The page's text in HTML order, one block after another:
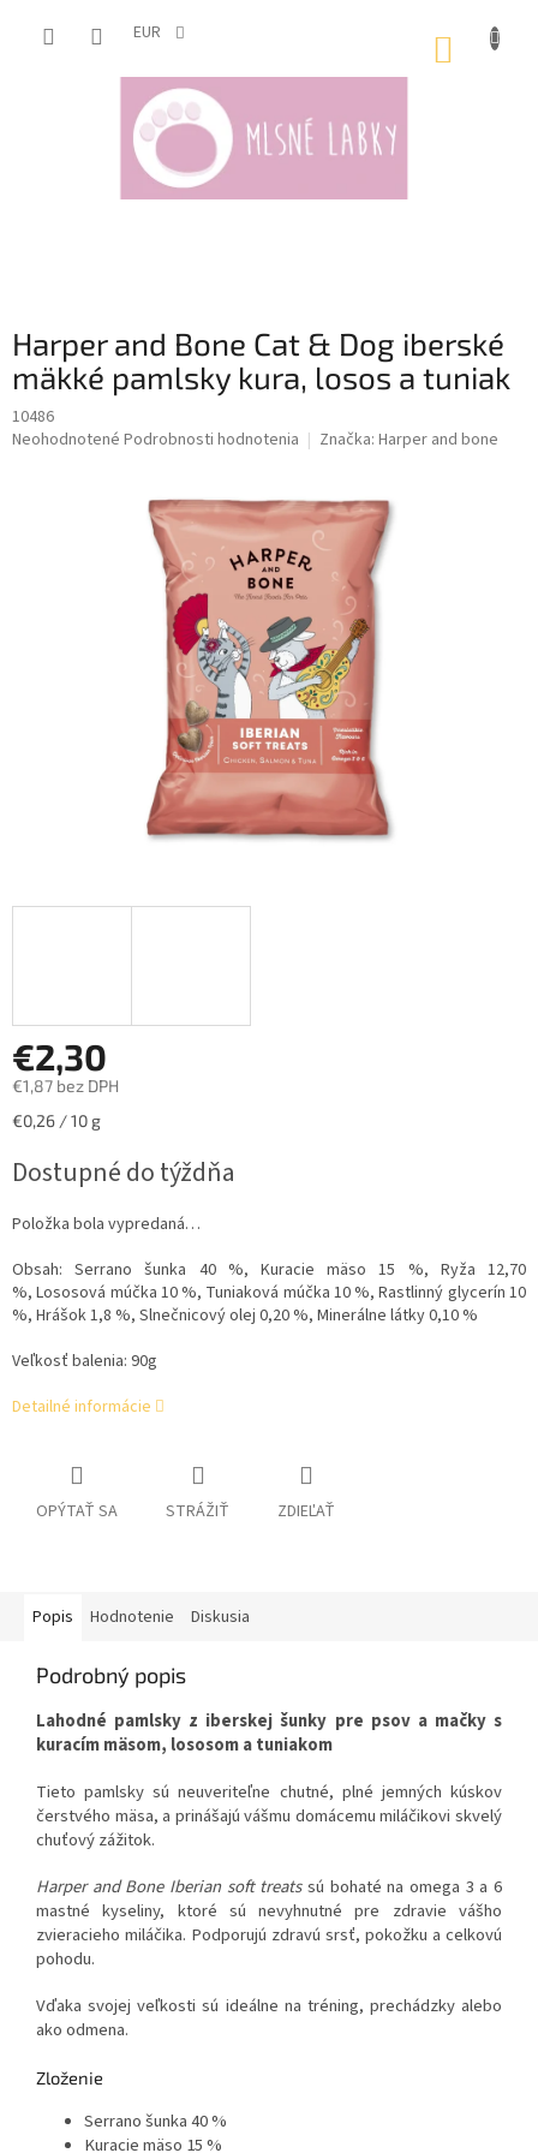
EUR
Harper and Bone Cat & Dog iberské
mäkké pamlsky kura, losos a tuniak
10486
Priemerné
Neohodnotené Podrobnosti hodnotenia Značka: Harper and bone
€2,30
€1,87 bez DPH
Jednotková
€0,26 / 10 g
Dostupné do týždňa
Položka bola vypredaná…
Obsah:Serrano šunka 40 %,Kuracie mäso 15 %, Ryža 12,70
%,Lososová múčka 10 %, Tuniaková múčka 10 %,Rastlinný glycerín 10
%, Hrášok 1,8 %, Slnečnicový olej 0,20 %, Minerálne látky 0,10 %
Veľkosť balenia: 90g
Detailné informácie
OPÝTAŤ SA STRÁŽIŤ ZDIEĽAŤ
Popis Hodnotenie Diskusia
Podrobný popis
Lahodné pamlsky z iberskej šunky pre psov a mačky s
kuracím mäsom, lososom a tuniakom
Tieto pamlsky sú neuveriteľne chutné, plné jemných kúskov
čerstvého mäsa, a prinášajú vášmu domácemu miláčikovi skvelý
chuťový zážitok.
Harper and Bone Iberian soft treatssú bohaté na omega 3 a 6
mastné kyseliny, ktoré sú nevyhnutné pre zdravie vášho
zvieracieho miláčika. Podporujú zdravú srsť, pokožku a celkovú
pohodu.
Vďaka svojej veľkosti sú ideálne na tréning, prechádzky alebo
ako odmena.
Zloženie
Serrano šunka 40 %
Kuracie mäso 15 %